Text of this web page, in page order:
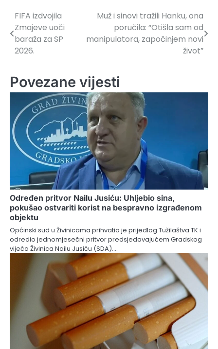
Navigacija
članaka
FIFA izdvojila
Zmajeve uoči
baraža za SP
2026.
Muž i sinovi tražili Hanku, ona
poručila: “Otišla sam od
manipulatora, započinjem novi
život”
Povezane vijesti
Određen pritvor Nailu Jusiću: Uhljebio sina,
pokušao ostvariti korist na bespravno izgrađenom
objektu
Općinski sud u Živinicama prihvatio je prijedlog Tužilaštva TK i
odredio jednomjesečni pritvor predsjedavajućem Gradskog
vijeća Živinica Nailu Jusiću (SDA).…